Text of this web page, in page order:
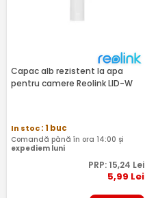
Capac alb rezistent la apa
pentru camere Reolink LID-W
In stoc: 1 buc
Comandă până în ora 14:00 și
expediem luni
PRP: 15,24 Lei
5,99 Lei